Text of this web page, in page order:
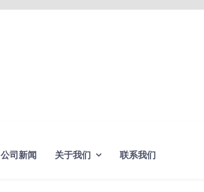
公司新闻 关于我们 联系我们